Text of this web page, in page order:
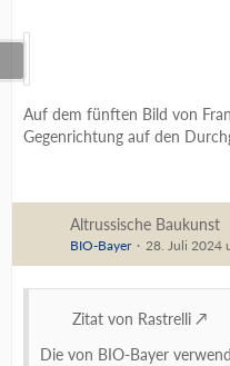
Auf dem fünften Bild von
Gegenrichtung auf den
Altrussische Baukunst
BIO-Bayer 28. Juli 2024
Zitat von Rastrelli
Die von BIO-Bayer